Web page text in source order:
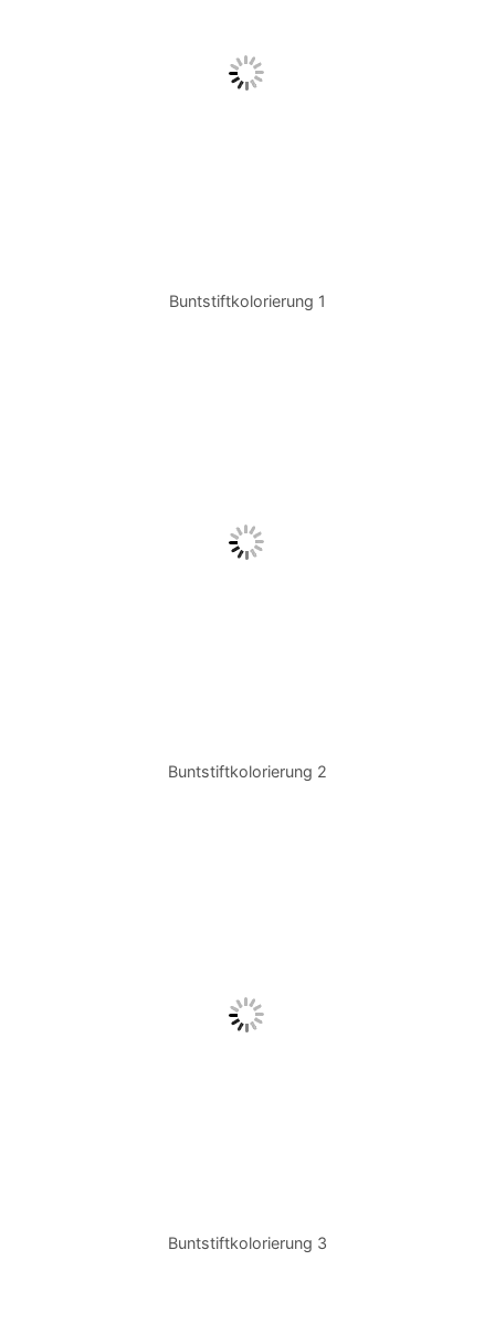
Buntstiftkolorierung 1
Buntstiftkolorierung 2
Buntstiftkolorierung 3